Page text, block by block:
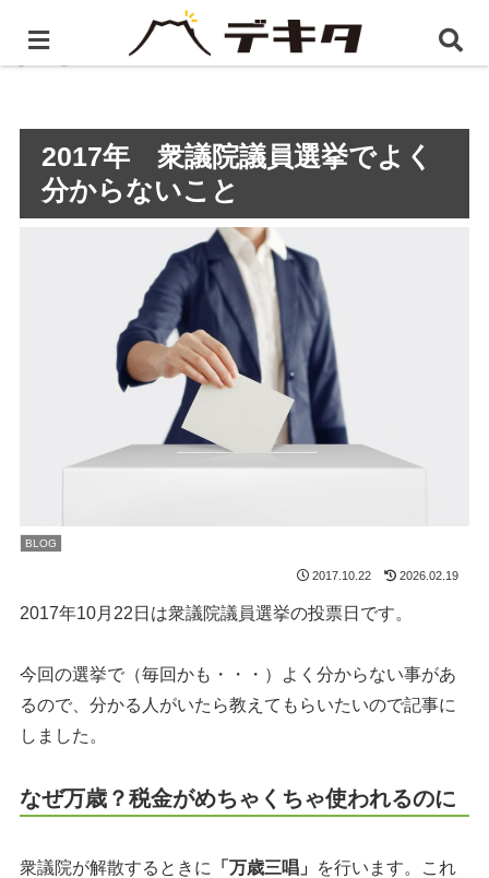
ホーム BLOG
2017年 衆議院議員選挙でよく分から
2017年 衆議院議員選挙でよく
分からないこと
BLOG
2017.10.22 2026.02.19
2017年10月22日は衆議院議員選挙の投票日です。
今回の選挙で（毎回かも・・・）よく分からない事があ
るので、分かる人がいたら教えてもらいたいので記事に
しました。
なぜ万歳？税金がめちゃくちゃ使われるのに
衆議院が解散するときに 「万歳三唱」
を行います。これ